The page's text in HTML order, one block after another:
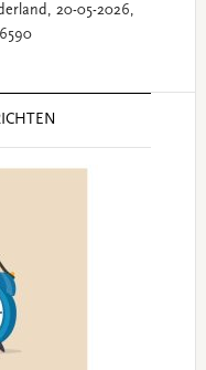
20-05-2026,